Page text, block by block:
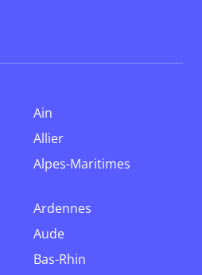
Ain
Allier
Alpes-Maritimes
Ardennes
Aude
Bas-Rhin